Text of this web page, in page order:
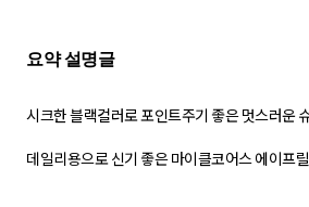
요약 설명글
시크한 블랙컬러로 포인트주기 좋은 멋스러운
데일리용으로 신기 좋은 마이클코어스 에이프